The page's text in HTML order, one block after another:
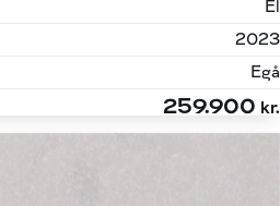
El
2023
Egå
259.900 kr.